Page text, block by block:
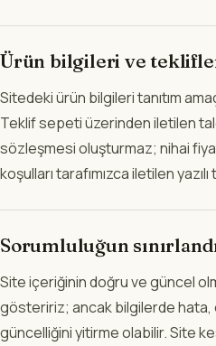
Ürün bilgileri ve
Sitedeki ürün bilgileri tanıtım
Teklif sepeti üzerinden iletilen
sözleşmesi oluşturmaz; nihai
koşulları tarafımızca iletilen
Sorumluluğun
Site içeriğinin doğru ve güncel
gösteririz; ancak bilgilerde hata,
güncelliğini yitirme olabilir. Site